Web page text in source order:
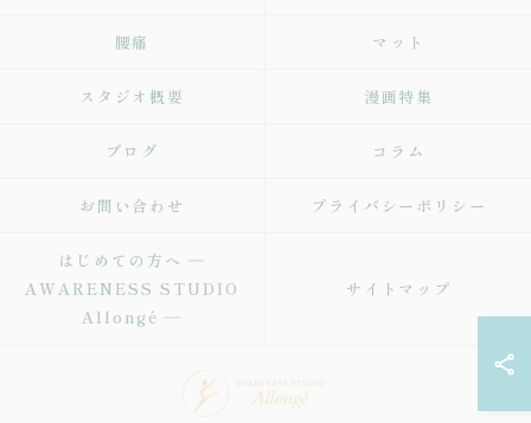
腰痛 マット
スタジオ概要 漫画特集
ブログ コラム
お問い合わせ プライバシーポリシー
はじめての方へ ―
AWARENESS STUDIO
Allongé ―
サイトマップ